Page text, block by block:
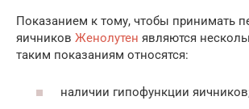
Показанием к тому, чтобы принимать
яичников Женолутен являются
таким показаниям относятся:
наличии гипофункции